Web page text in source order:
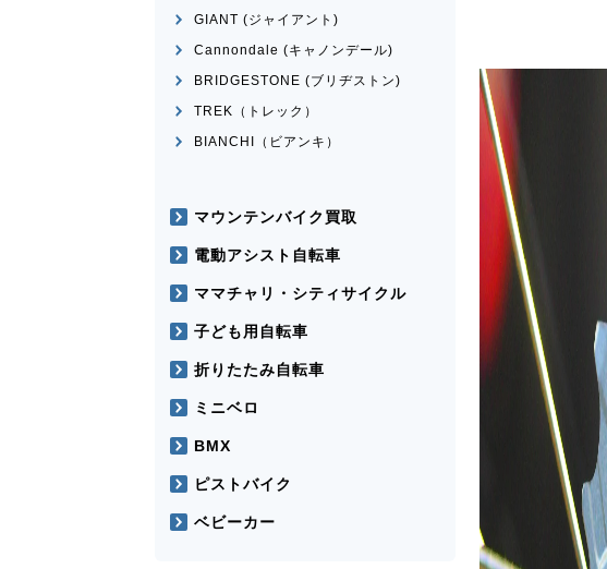
GIANT (ジャイアント)
Cannondale (キャノンデール)
BRIDGESTONE (ブリヂストン)
TREK（トレック）
BIANCHI（ビアンキ）
マウンテンバイク買取
電動アシスト自転車
ママチャリ・シティサイクル
子ども用自転車
折りたたみ自転車
ミニベロ
BMX
ピストバイク
ベビーカー